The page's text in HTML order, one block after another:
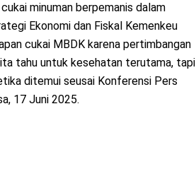
minuman berpemanis dalam
Ekonomi dan Fiskal Kemenkeu
cukai MBDK karena pertimbangan
tahu untuk kesehatan terutama, tapi
ditemui seusai Konferensi Pers
17 Juni 2025.